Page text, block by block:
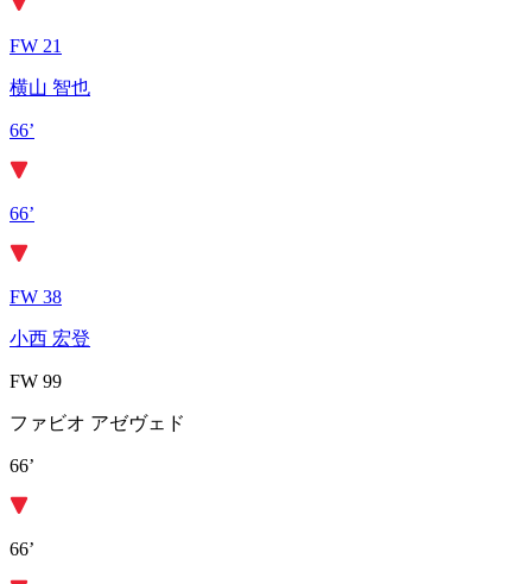
FW 21
横山 智也
66’
66’
FW 38
小西 宏登
FW 99
ファビオ アゼヴェド
66’
66’